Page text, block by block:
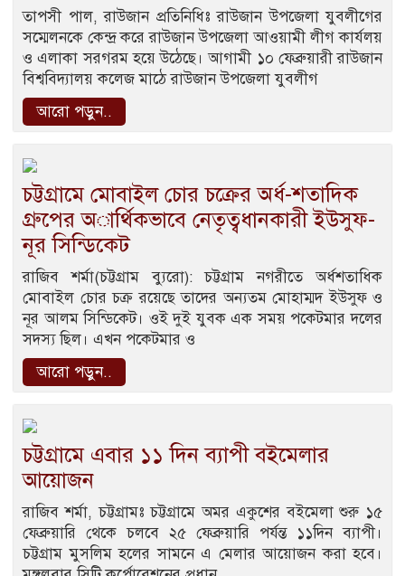
তাপসী পাল, রাউজান প্রতিনিধিঃ রাউজান উপজেলা যুবলীগের
সম্মেলনকে কেন্দ্র করে রাউজান উপজেলা আওয়ামী লীগ কার্যলয়
ও এলাকা সরগরম হয়ে উঠেছে। আগামী ১০ ফেব্রুয়ারী রাউজান
বিশ্ববিদ্যালয় কলেজ মাঠে রাউজান উপজেলা যুবলীগ
আরো পড়ুন..
চট্টগ্রামে মোবাইল চোর চক্রের অর্ধ-শতাদিক
গ্রুপের অার্থিকভাবে নেতৃত্বধানকারী ইউসুফ-
নূর সিন্ডিকেট
রাজিব শর্মা(চট্টগ্রাম ব্যুরো): চট্টগ্রাম নগরীতে অর্ধশতাধিক
মোবাইল চোর চক্র রয়েছে তাদের অন্যতম মোহাম্মদ ইউসুফ ও
নূর আলম সিন্ডিকেট। ওই দুই যুবক এক সময় পকেটমার দলের
সদস্য ছিল। এখন পকেটমার ও
আরো পড়ুন..
চট্টগ্রামে এবার ১১ দিন ব্যাপী বইমেলার
আয়োজন
রাজিব শর্মা, চট্টগ্রামঃ চট্টগ্রামে অমর একুশের বইমেলা শুরু ১৫
ফেব্রুয়ারি থেকে চলবে ২৫ ফেব্রুয়ারি পর্যন্ত ১১দিন ব্যাপী।
চট্টগ্রাম মুসলিম হলের সামনে এ মেলার আয়োজন করা হবে।